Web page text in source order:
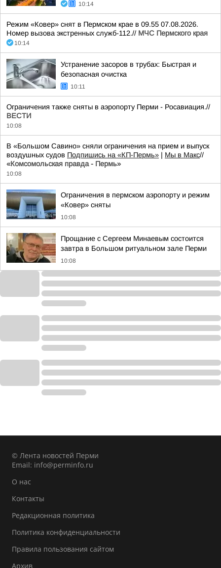
10:14
Режим «Ковер» снят в Пермском крае в 09.55 07.08.2026.
Номер вызова экстренных служб-112.// МЧС Пермского края
10:14
Устранение засоров в трубах: Быстрая и
безопасная очистка
10:11
Ограничения также сняты в аэропорту Перми - Росавиация.//
ВЕСТИ
10:08
В «Большом Савино» сняли ограничения на прием и выпуск
воздушных судов Подпишись на «КП-Пермь» | Мы в Maкс//
«Комсомольская правда - Пермь»
10:08
Ограничения в пермском аэропорту и режим
«Ковер» сняты
10:08
Прощание с Сергеем Минаевым состоится
завтра в Большом ритуальном зале Перми
10:08
© Лента новостей Перми
Email: info@perminfo.ru
О нас
Контакты
Редакционная политика
Политика конфиденциальности
Правила пользования сайтом
Архив